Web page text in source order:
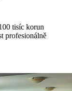
tisíc korun
profesionálně